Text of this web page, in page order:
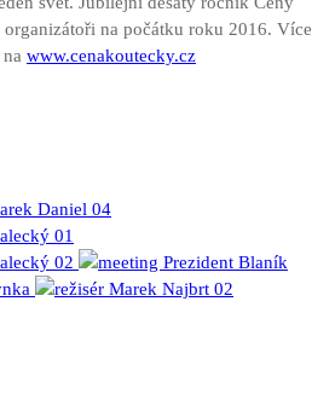
na počátku roku 2016. Více
www.cenakoutecky.cz